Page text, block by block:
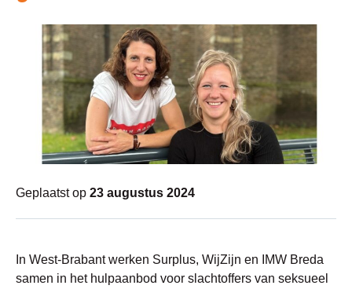
Geplaatst op 23 augustus 2024
In West-Brabant werken Surplus, WijZijn en IMW Breda
samen in het hulpaanbod voor slachtoffers van seksueel